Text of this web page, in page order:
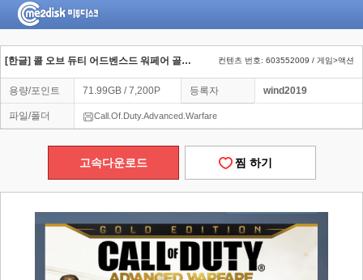
[한글] 콜 오브 듀티 어드벤스드 워페어 골드 에디션 컨텐츠 번호: 603552009 / 게임>액션
용량/포인트 71.99GB / 7,200P 등록자 wind2019
파일/폴더 Call.Of.Duty.Advanced.Warfare
고속다운로드 찜 하기